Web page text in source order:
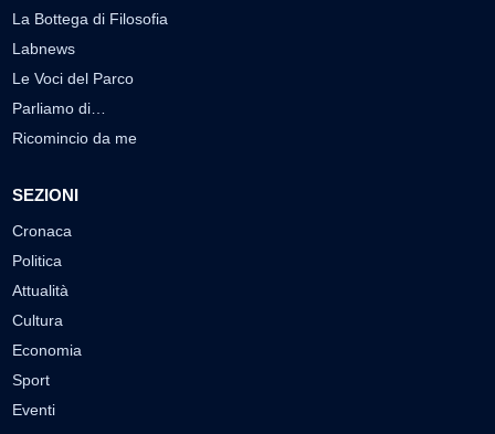
La Bottega di Filosofia
Labnews
Le Voci del Parco
Parliamo di…
Ricomincio da me
SEZIONI
Cronaca
Politica
Attualità
Cultura
Economia
Sport
Eventi